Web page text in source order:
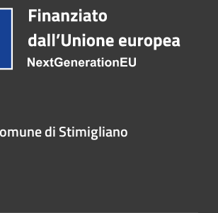
di Stimigliano